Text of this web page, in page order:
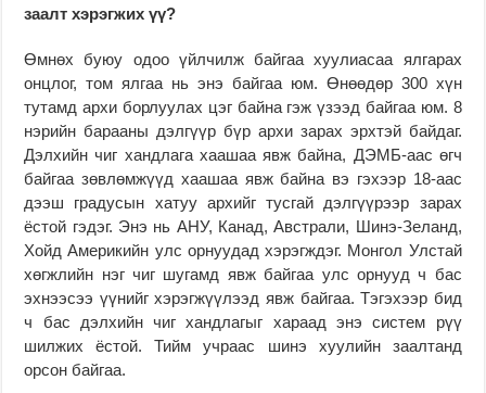
заалт хэрэгжих үү?
Өмнөх буюу одоо үйлчилж байгаа хуулиасаа ялгарах
онцлог, том ялгаа нь энэ байгаа юм. Өнөөдөр 300 хүн
тутамд архи борлуулах цэг байна гэж үзээд байгаа юм. 8
нэрийн барааны дэлгүүр бүр архи зарах эрхтэй байдаг.
Дэлхийн чиг хандлага хаашаа явж байна, ДЭМБ-аас өгч
байгаа зөвлөмжүүд хаашаа явж байна вэ гэхээр 18-аас
дээш градусын хатуу архийг тусгай дэлгүүрээр зарах
ёстой гэдэг. Энэ нь АНУ, Канад, Австрали, Шинэ-Зеланд,
Хойд Америкийн улс орнуудад хэрэгждэг. Монгол Улстай
хөгжлийн нэг чиг шугамд явж байгаа улс орнууд ч бас
эхнээсээ үүнийг хэрэгжүүлээд явж байгаа. Тэгэхээр бид
ч бас дэлхийн чиг хандлагыг хараад энэ систем рүү
шилжих ёстой. Тийм учраас шинэ хуулийн заалтанд
орсон байгаа.